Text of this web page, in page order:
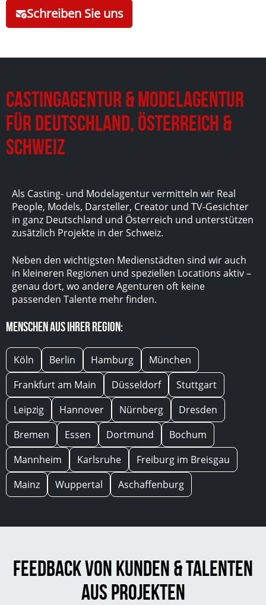
Schreiben Sie uns
Castingagentur & Modelagentur
für Deutschland, Österreich &
Schweiz
Als Casting- und Modelagentur vermitteln wir Real
People, Models, Darsteller, Creator und TV-Gesichter
in ganz Deutschland und Österreich und unterstützen
zusätzlich Projekte in der Schweiz.
Neben den wichtigsten Medienstädten sind wir auch
in kleineren Regionen und speziellen Locations aktiv –
genau dort, wo andere Agenturen oft keine
passenden Talente mehr finden.
Menschen aus Ihrer Region:
Köln Berlin Hamburg
München
Frankfurt am Main
Düsseldorf
Stuttgart
Leipzig
Hannover Nürnberg
Dresden
Bremen
Essen Dortmund
Bochum
Mannheim
Karlsruhe
Freiburg im Breisgau
Mainz
Wuppertal Aschaffenburg
Feedback von Kunden & Talenten
aus Projekten